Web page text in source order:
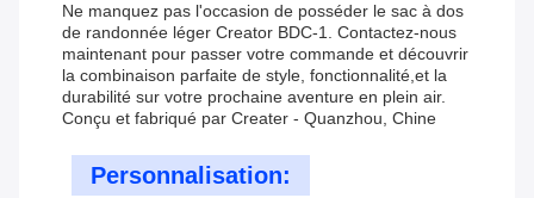
Ne manquez pas l'occasion de posséder le sac à dos
de randonnée léger Creator BDC-1. Contactez-nous
maintenant pour passer votre commande et découvrir
la combinaison parfaite de style, fonctionnalité,et la
durabilité sur votre prochaine aventure en plein air.
Conçu et fabriqué par Creater - Quanzhou, Chine
Personnalisation: